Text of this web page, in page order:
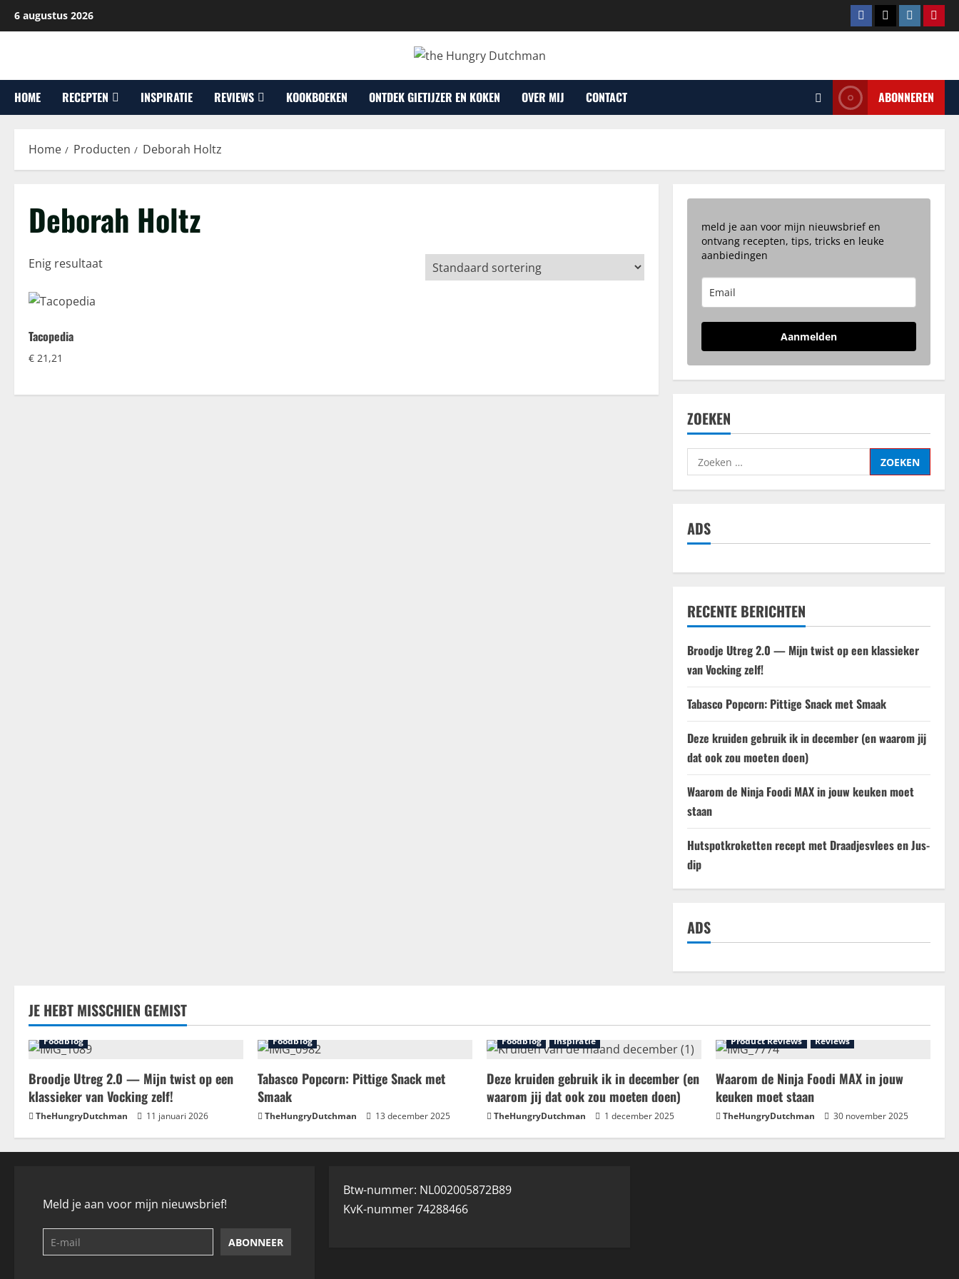
naar
6 augustus 2026 Facebook
TiktokInstagram
HOME RECEPTEN INSPIRATIE REVIEWS KOOKBOEKEN ONTDEK GIETIJZER EN KOKEN OVER MIJ CONTACT ABONNEREN
Home Producten Deborah Holtz
Deborah Holtz
Enig resultaat
Tacopedia
€ 21,21
meld je aan voor mijn nieuwsbrief en
ontvang recepten, tips, tricks en leuke
aanbiedingen
Aanmelden
ZOEKEN
Zoeken
naar:
ADS
RECENTE BERICHTEN
Broodje Utreg 2.0 — Mijn twist op een klassieker
van Vocking zelf!
Tabasco Popcorn: Pittige Snack met Smaak
Deze kruiden gebruik ik in december (en waarom jij
dat ook zou moeten doen)
Waarom de Ninja Foodi MAX in jouw keuken moet
staan
Hutspotkroketten recept met Draadjesvlees en Jus-
dip
ADS
JE HEBT MISSCHIEN GEMIST
Foodblog
Broodje Utreg 2.0 — Mijn twist op een
klassieker van Vocking zelf!
TheHungryDutchman 11 januari 2026
Foodblog
Tabasco Popcorn: Pittige Snack met
Smaak
TheHungryDutchman 13 december 2025
Foodblog Inspiratie
Deze kruiden gebruik ik in december (en
waarom jij dat ook zou moeten doen)
TheHungryDutchman 1 december 2025
Product Reviews Reviews
Waarom de Ninja Foodi MAX in jouw
keuken moet staan
TheHungryDutchman 30 november 2025
Meld je aan voor mijn nieuwsbrief!
Btw-nummer: NL002005872B89
KvK-nummer 74288466